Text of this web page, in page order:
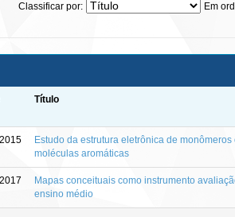
Classificar por: Em
Título
Estudo da estrutura eletrônica de
moléculas aromáticas
Mapas conceituais como instrumento
ensino médio